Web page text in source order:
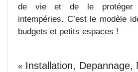
de vie et de le protéger
intempéries. C’est le modèle
budgets et petits espaces !
« Installation, Depannage,